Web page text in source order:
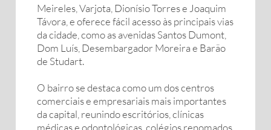
Meireles, Varjota, Dionísio Torres e Joaquim
Távora, e oferece fácil acesso às principais vias
da cidade, como as avenidas Santos Dumont,
Dom Luís, Desembargador Moreira e Barão
de Studart.
O bairro se destaca como um dos centros
comerciais e empresariais mais importantes
da capital, reunindo escritórios, clínicas
médicas e odontológicas, colégios renomados,